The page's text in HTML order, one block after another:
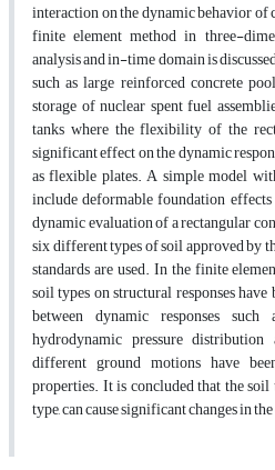
interaction on the dynamic behavior of
finite element method in three-
analysis and in-time domain is
such as large reinforced concrete
storage of nuclear spent fuel
tanks where the flexibility of the
significant effect on the dynamic
as flexible plates. A simple model
include deformable foundation
dynamic evaluation of a rectangular
six different types of soil approved by
standards are used. In the finite
soil types on structural responses
between dynamic responses such
hydrodynamic pressure
different ground motions have
properties. It is concluded that the
type, can cause significant changes in